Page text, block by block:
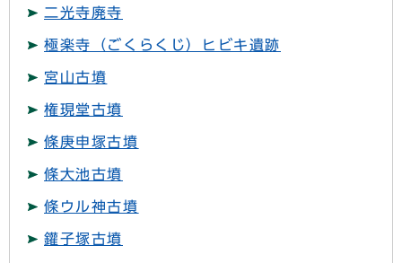
二光寺廃寺
極楽寺（ごくらくじ）ヒビキ遺跡
宮山古墳
権現堂古墳
條庚申塚古墳
條大池古墳
條ウル神古墳
鑵子塚古墳